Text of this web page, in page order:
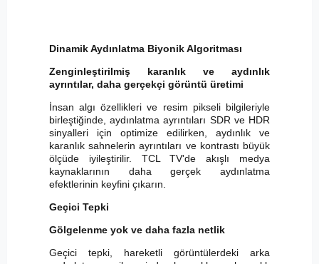
Dinamik Aydınlatma Biyonik Algoritması
Zenginleştirilmiş karanlık ve aydınlık
ayrıntılar, daha gerçekçi görüntü üretimi
İnsan algı özellikleri ve resim pikseli bilgileriyle
birleştiğinde, aydınlatma ayrıntıları SDR ve HDR
sinyalleri için optimize edilirken, aydınlık ve
karanlık sahnelerin ayrıntıları ve kontrastı büyük
ölçüde iyileştirilir. TCL TV'de akışlı medya
kaynaklarının daha gerçek aydınlatma
efektlerinin keyfini çıkarın.
Geçici Tepki
Gölgelenme yok ve daha fazla netlik
Geçici tepki, hareketli görüntülerdeki arka